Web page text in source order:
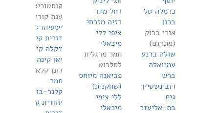
כרמלה טל
ברון
אורי ברוק
(מתרגם)
שולה ברנע
עמנואלה
ברש
רובינשטיין
גית
בת-אליעזר
רחל מדר
רזיה מזרחי
ציפי ללי
מיכאלי
תמר מרגלית
לסלרוט
פביאנה מיוחס
(שחקנית)
ללי ציפי
מיכאלי
קוסטוריצה
ענת קוריאל
ישעיהו קורן
דורית קידר
דקלה קידר
יאן קינה
רונן קלאס
תמר
קלנר-בוקי
יהודית קציר